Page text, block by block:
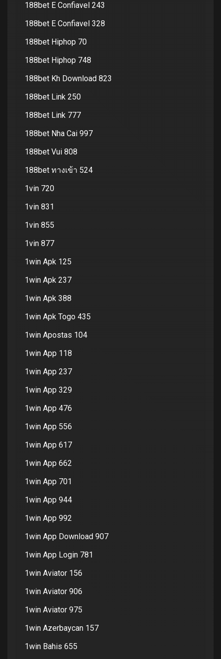
188bet E Confiavel 243
188bet E Confiavel 328
188bet Hiphop 70
188bet Hiphop 748
188bet Kh Download 823
188bet Link 250
188bet Link 777
188bet Nha Cai 997
188bet Vui 808
188bet ทางเข้า 524
1vin 720
1vin 831
1vin 855
1vin 877
1win Apk 125
1win Apk 237
1win Apk 388
1win Apk Togo 435
1win Apostas 104
1win App 118
1win App 237
1win App 329
1win App 476
1win App 556
1win App 617
1win App 662
1win App 701
1win App 944
1win App 992
1win App Download 907
1win App Login 781
1win Aviator 156
1win Aviator 906
1win Aviator 975
1win Azerbaycan 157
1win Bahis 655